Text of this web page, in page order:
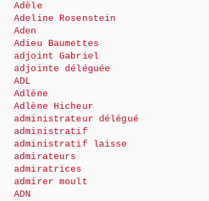
Adèle
Adeline Rosenstein
Aden
Adieu Baumettes
adjoint Gabriel
adjointe déléguée
ADL
Adlène
Adlène Hicheur
administrateur délégué
administratif
administratif laisse
admirateurs
admiratrices
admirer moult
ADN